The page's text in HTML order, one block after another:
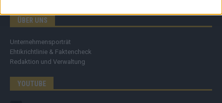
ÜBER UNS
Unternehmensporträt
Ehtikrichtlinie & Faktencheck
Redaktion und Verwaltung
YOUTUBE